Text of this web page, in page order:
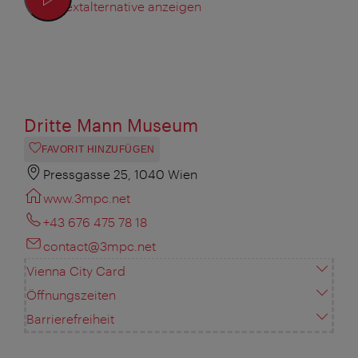
Textalternative anzeigen
Dritte Mann Museum
FAVORIT HINZUFÜGEN
Pressgasse 25, 1040 Wien
www.3mpc.net
+43 676 475 78 18
contact@3mpc.net
Vienna City Card
Öffnungszeiten
Barrierefreiheit